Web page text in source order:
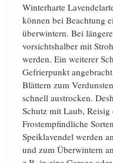
Winterharte
können bei Beachtung
überwintern. Bei
vorsichtshalber mit
werden. Ein weiterer
Gefrierpunkt
Blättern zum
schnell austrocken.
Schutz mit Laub, Reisig
Frostempfindliche
Speiklavendel werden
und zum Überwintern